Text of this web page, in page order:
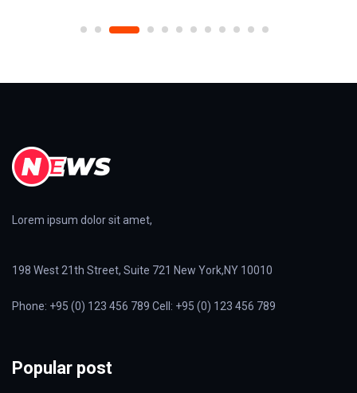
Lorem ipsum dolor sit amet,
198 West 21th Street, Suite 721 New York,NY 10010
Phone: +95 (0) 123 456 789 Cell: +95 (0) 123 456 789
Popular post